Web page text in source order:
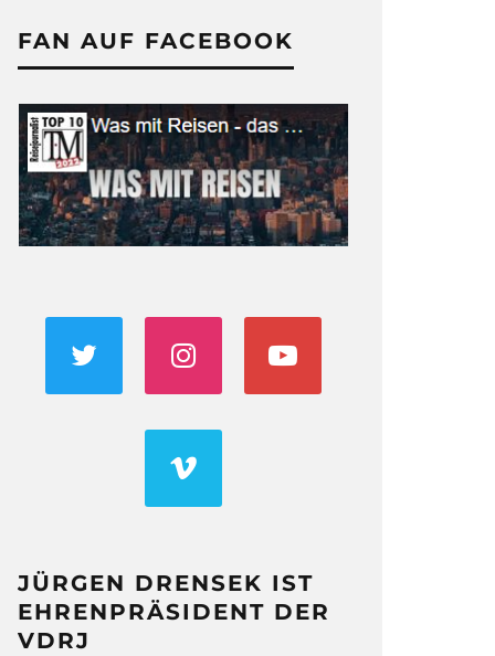
FAN AUF FACEBOOK
JÜRGEN DRENSEK IST
EHRENPRÄSIDENT DER
VDRJ